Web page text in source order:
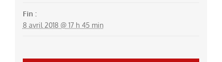
Fin :
8 avril 2018 @ 17 h 45 min